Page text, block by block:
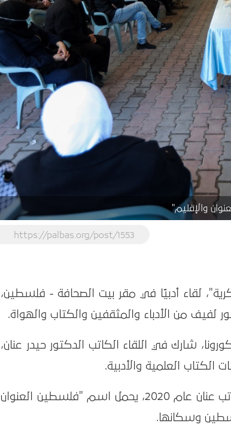
والإقليم"
https://palbas.org/post/1553
لقاء أدبيًا في مقر بيت الصحافة - فلسطين،
شارك في اللقاء الكاتب الدكتور حيدر عنان،
الكتاب العلمية والأدبية.
ونوهت نايف إلى أن الكتاب الجديد الذي أصدره الكاتب عنان عام 2020، يحمل اسم "فلسطين العنوان
وسكانها.